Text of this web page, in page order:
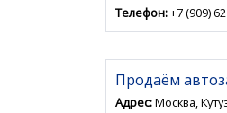
Телефон:+7 (909)
Продаём
Адрес:Москва,